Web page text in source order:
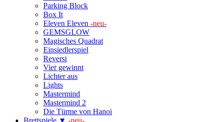
Parking Block
Box It
Eleven Eleven -neu-
GEMSGLOW
Magisches Quadrat
Einsiedlerspiel
Reversi
Vier gewinnt
Lichter aus
Lights
Mastermind
Mastermind 2
Die Türme von Hanoi
Brettspiele ▼ -neu-